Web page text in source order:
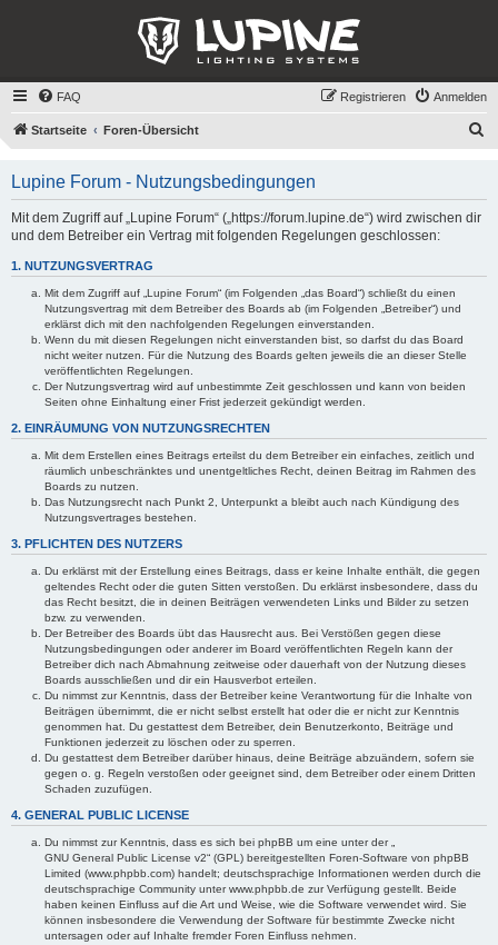
FAQ Anmelden
Registrieren
Startseite Foren-Übersicht
Lupine Forum - Nutzungsbedingungen
Mit dem Zugriff auf „Lupine Forum“ („https://forum.lupine.de“) wird zwischen dir
und dem Betreiber ein Vertrag mit folgenden Regelungen geschlossen:
1. NUTZUNGSVERTRAG
Mit dem Zugriff auf „Lupine Forum“ (im Folgenden „das Board“) schließt du einen
Nutzungsvertrag mit dem Betreiber des Boards ab (im Folgenden „Betreiber“) und
erklärst dich mit den nachfolgenden Regelungen einverstanden.
Wenn du mit diesen Regelungen nicht einverstanden bist, so darfst du das Board
nicht weiter nutzen. Für die Nutzung des Boards gelten jeweils die an dieser Stelle
veröffentlichten Regelungen.
Der Nutzungsvertrag wird auf unbestimmte Zeit geschlossen und kann von beiden
Seiten ohne Einhaltung einer Frist jederzeit gekündigt werden.
2. EINRÄUMUNG VON NUTZUNGSRECHTEN
Mit dem Erstellen eines Beitrags erteilst du dem Betreiber ein einfaches, zeitlich und
räumlich unbeschränktes und unentgeltliches Recht, deinen Beitrag im Rahmen des
Boards zu nutzen.
Das Nutzungsrecht nach Punkt 2, Unterpunkt a bleibt auch nach Kündigung des
Nutzungsvertrages bestehen.
3. PFLICHTEN DES NUTZERS
Du erklärst mit der Erstellung eines Beitrags, dass er keine Inhalte enthält, die gegen
geltendes Recht oder die guten Sitten verstoßen. Du erklärst insbesondere, dass du
das Recht besitzt, die in deinen Beiträgen verwendeten Links und Bilder zu setzen
bzw. zu verwenden.
Der Betreiber des Boards übt das Hausrecht aus. Bei Verstößen gegen diese
Nutzungsbedingungen oder anderer im Board veröffentlichten Regeln kann der
Betreiber dich nach Abmahnung zeitweise oder dauerhaft von der Nutzung dieses
Boards ausschließen und dir ein Hausverbot erteilen.
Du nimmst zur Kenntnis, dass der Betreiber keine Verantwortung für die Inhalte von
Beiträgen übernimmt, die er nicht selbst erstellt hat oder die er nicht zur Kenntnis
genommen hat. Du gestattest dem Betreiber, dein Benutzerkonto, Beiträge und
Funktionen jederzeit zu löschen oder zu sperren.
Du gestattest dem Betreiber darüber hinaus, deine Beiträge abzuändern, sofern sie
gegen o. g. Regeln verstoßen oder geeignet sind, dem Betreiber oder einem Dritten
Schaden zuzufügen.
4. GENERAL PUBLIC LICENSE
Du nimmst zur Kenntnis, dass es sich bei phpBB um eine unter der „
GNU General Public License v2“ (GPL) bereitgestellten Foren-Software von phpBB
Limited (www.phpbb.com) handelt; deutschsprachige Informationen werden durch die
deutschsprachige Community unter www.phpbb.de zur Verfügung gestellt. Beide
haben keinen Einfluss auf die Art und Weise, wie die Software verwendet wird. Sie
können insbesondere die Verwendung der Software für bestimmte Zwecke nicht
untersagen oder auf Inhalte fremder Foren Einfluss nehmen.